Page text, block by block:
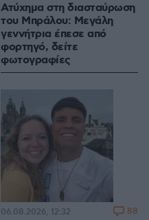
Ατύχημα στη διασταύρωση
του Μπράλου: Μεγάλη
γεννήτρια έπεσε από
φορτηγό, δείτε
φωτογραφίες
06.08.2026, 12:32 88